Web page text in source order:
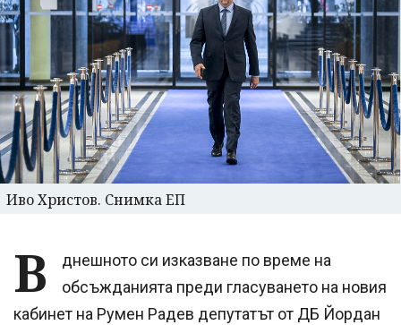
Иво Христов. Снимка ЕП
В
днешното си изказване по време на
обсъжданията преди гласуването на новия
кабинет на Румен Радев депутатът от ДБ Йордан